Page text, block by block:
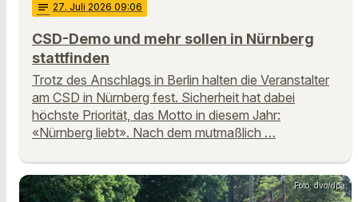
notes 27. Juli 2026 09:06
CSD-Demo und mehr sollen in Nürnberg
stattfinden
Trotz des Anschlags in Berlin halten die Veranstalter
am CSD in Nürnberg fest. Sicherheit hat dabei
höchste Priorität, das Motto in diesem Jahr:
«Nürnberg liebt». Nach dem mutmaßlich …
Foto: dvo/dpa